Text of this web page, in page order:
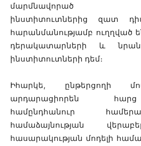
մարմնավորած
ինստիտուտներից զատ
հարանմանությամբ ուղղված
դերակատարների և
ինստիտուտների դեմ։
Իհարկե, ընթերցողի
արդարացիորեն
համընդհանուր
համաձայնության
հասարակության մոդելի